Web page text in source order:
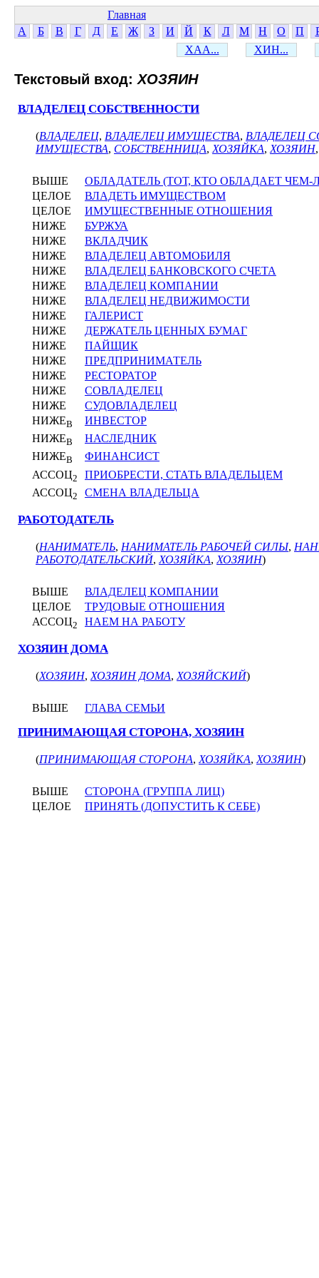
Главная
А
Б В Г Д Е Ж З И Й К Л М Н О П
ХАА...
ХИН...
Текстовый вход: ХОЗЯИН
ВЛАДЕЛЕЦ СОБСТВЕННОСТИ
(ВЛАДЕЛЕЦ, ВЛАДЕЛЕЦ ИМУЩЕСТВА, ВЛАДЕЛЕЦ
ИМУЩЕСТВА, СОБСТВЕННИЦА, ХОЗЯЙКА, ХОЗЯИН
ВЫШЕ
ОБЛАДАТЕЛЬ (ТОТ, КТО ОБЛАДАЕТ ЧЕМ-
ЦЕЛОЕ
ВЛАДЕТЬ ИМУЩЕСТВОМ
ЦЕЛОЕ
ИМУЩЕСТВЕННЫЕ ОТНОШЕНИЯ
НИЖЕ
БУРЖУА
НИЖЕ
ВКЛАДЧИК
НИЖЕ
ВЛАДЕЛЕЦ АВТОМОБИЛЯ
НИЖЕ
ВЛАДЕЛЕЦ БАНКОВСКОГО СЧЕТА
НИЖЕ
ВЛАДЕЛЕЦ КОМПАНИИ
НИЖЕ
ВЛАДЕЛЕЦ НЕДВИЖИМОСТИ
НИЖЕ
ГАЛЕРИСТ
НИЖЕ
ДЕРЖАТЕЛЬ ЦЕННЫХ БУМАГ
НИЖЕ
ПАЙЩИК
НИЖЕ
ПРЕДПРИНИМАТЕЛЬ
НИЖЕ
РЕСТОРАТОР
НИЖЕ
СОВЛАДЕЛЕЦ
НИЖЕ
СУДОВЛАДЕЛЕЦ
НИЖЕВ
ИНВЕСТОР
НИЖЕВ
НАСЛЕДНИК
НИЖЕВ
ФИНАНСИСТ
АССОЦ2
ПРИОБРЕСТИ, СТАТЬ ВЛАДЕЛЬЦЕМ
АССОЦ2 СМЕНА ВЛАДЕЛЬЦА
РАБОТОДАТЕЛЬ
(НАНИМАТЕЛЬ, НАНИМАТЕЛЬ РАБОЧЕЙ СИЛЫ,
РАБОТОДАТЕЛЬСКИЙ, ХОЗЯЙКА, ХОЗЯИН)
ВЫШЕ
ВЛАДЕЛЕЦ КОМПАНИИ
ЦЕЛОЕ
ТРУДОВЫЕ ОТНОШЕНИЯ
АССОЦ2 НАЕМ НА РАБОТУ
ХОЗЯИН ДОМА
(ХОЗЯИН, ХОЗЯИН ДОМА, ХОЗЯЙСКИЙ)
ВЫШЕ ГЛАВА СЕМЬИ
ПРИНИМАЮЩАЯ СТОРОНА, ХОЗЯИН
(ПРИНИМАЮЩАЯ СТОРОНА, ХОЗЯЙКА, ХОЗЯИН)
ВЫШЕ
СТОРОНА (ГРУППА ЛИЦ)
ЦЕЛОЕ
ПРИНЯТЬ (ДОПУСТИТЬ К СЕБЕ)